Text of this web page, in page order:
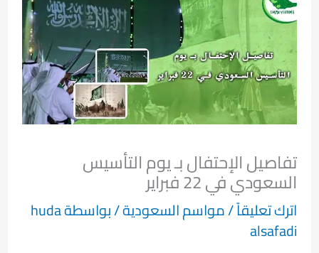
تفاصيل الإحتفال بـ يوم التأسيس
السعودي في 22 فبراير
اترك تعليقاً/مواسم السعودية/ بواسطةhuda
alsafadi